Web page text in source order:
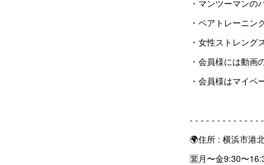
・マンツーマンの
・ペアトレーニン
・女性ストレング
・会員様には動画
・会員様はマイペ
‐ ‐ ‐ ‐ ‐ ‐ ‐ ‐ ‐ ‐ ‐ ‐ ‐
🌍住所 : 横浜市港
🈺月〜金9:30〜